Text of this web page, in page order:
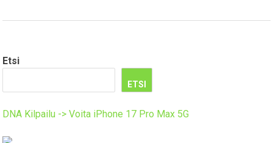
Etsi
ETSI
DNA Kilpailu -> Voita iPhone 17 Pro Max 5G